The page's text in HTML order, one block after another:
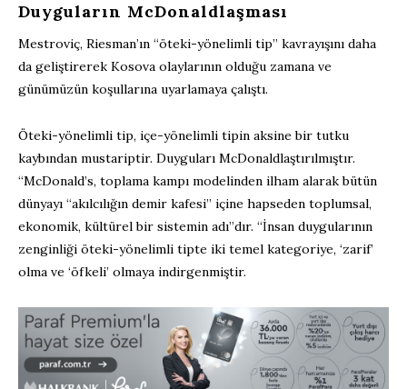
Duyguların McDonaldlaşması
Mestroviç, Riesman’ın “öteki-yönelimli tip” kavrayışını daha
da geliştirerek Kosova olaylarının olduğu zamana ve
günümüzün koşullarına uyarlamaya çalıştı.
Öteki-yönelimli tip, içe-yönelimli tipin aksine bir tutku
kaybından mustariptir. Duyguları McDonaldlaştırılmıştır.
“McDonald’s, toplama kampı modelinden ilham alarak bütün
dünyayı “akılcılığın demir kafesi” içine hapseden toplumsal,
ekonomik, kültürel bir sistemin adı”dır. “İnsan duygularının
zenginliği öteki-yönelimli tipte iki temel kategoriye, ‘zarif’
olma ve ‘öfkeli’ olmaya indirgenmiştir.